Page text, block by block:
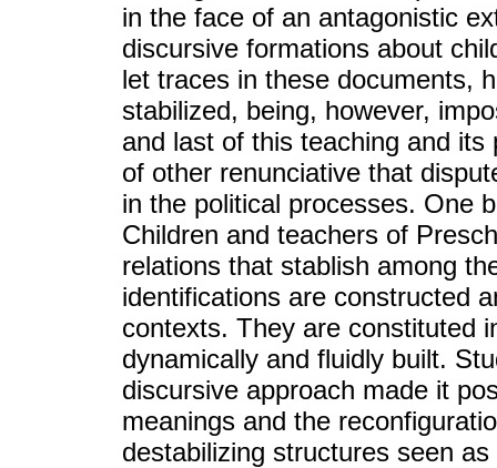
in the face of an antagonistic
discursive formations about
let traces in these documents,
stabilized, being, however,
and last of this teaching and
of other renunciative that
in the political processes. One
Children and teachers of
relations that stablish among
identifications are constructed
contexts. They are constituted
dynamically and fluidly built.
discursive approach made it
meanings and the
destabilizing structures seen as